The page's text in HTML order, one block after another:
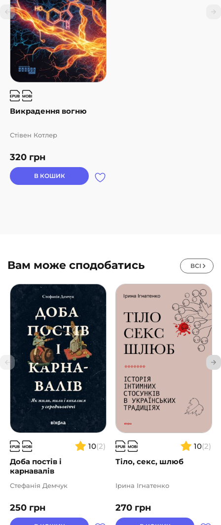
Викрадення вогню
320 грн
Стівен Котлер
В КОШИК
Вам може сподобатись ВСІ
10(2)
Доба постів і
карнавалів
250 грн
Стефанія Демчук
10(2)
Тіло, секс, шлюб
270 грн
Ірина Ігнатенко